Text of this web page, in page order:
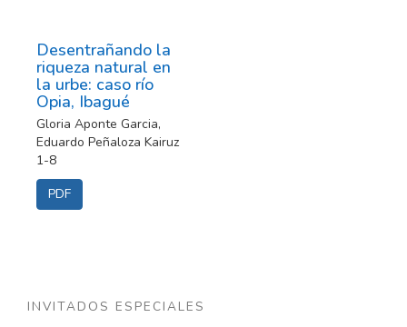
Desentrañando la
riqueza natural en
la urbe: caso río
Opia, Ibagué
Gloria Aponte Garcia,
Eduardo Peñaloza Kairuz
1-8
PDF
INVITADOS ESPECIALES